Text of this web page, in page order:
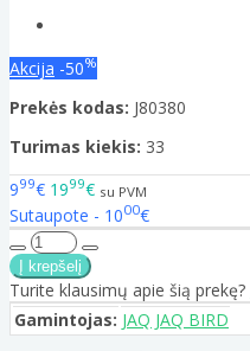
Akcija -50%
Prekės kodas: J80380
Turimas kiekis: 33
999€ 1999€ su PVM
Sutaupote - 1000€
Turite klausimų apie šią prekę?
Gamintojas: JAQ JAQ BIRD